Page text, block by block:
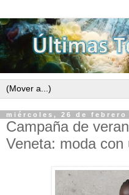
miércoles, 26 de febrero
Campaña de
Veneta: moda